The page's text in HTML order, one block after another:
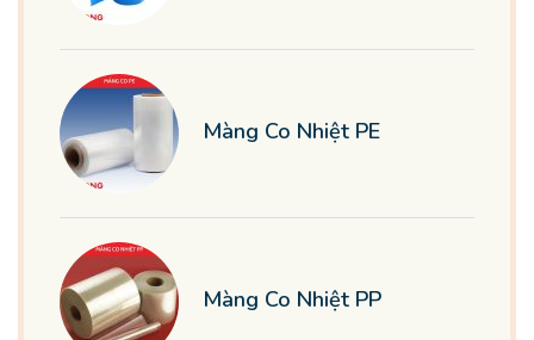
Màng Co Nhiệt PE
Màng Co Nhiệt PP